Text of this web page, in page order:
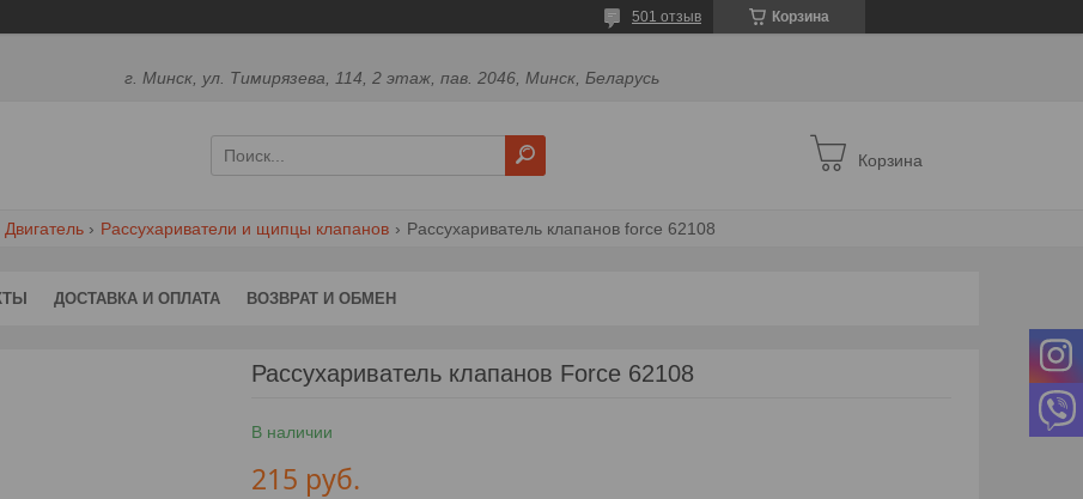
Корзина
501 отзыв
г. Минск, ул. Тимирязева, 114, 2 этаж, пав. 2046, Минск, Беларусь
Корзина
Двигатель Рассухариватели и щипцы клапанов Рассухариватель клапанов force 62108
ДОСТАВКА И ОПЛАТА ВОЗВРАТ И ОБМЕН
Рассухариватель клапанов Force 62108
В наличии
215 руб.